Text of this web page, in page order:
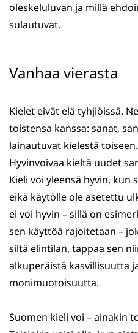
oleskeluluvan ja millä
sulautuvat.
Vanhaa vierasta
Kielet eivät elä tyhjiöissä.
toistensa kanssa: sanat,
lainautuvat kielestä
Hyvinvoivaa kieltä uudet
Kieli voi yleensä hyvin,
eikä käytölle ole asetettu
ei voi hyvin – sillä on
sen käyttöä rajoitetaan –
siltä elintilan, tappaa sen
alkuperäistä kasvillisuutta
monimuotoisuutta.
Suomen kieli voi – ainakin